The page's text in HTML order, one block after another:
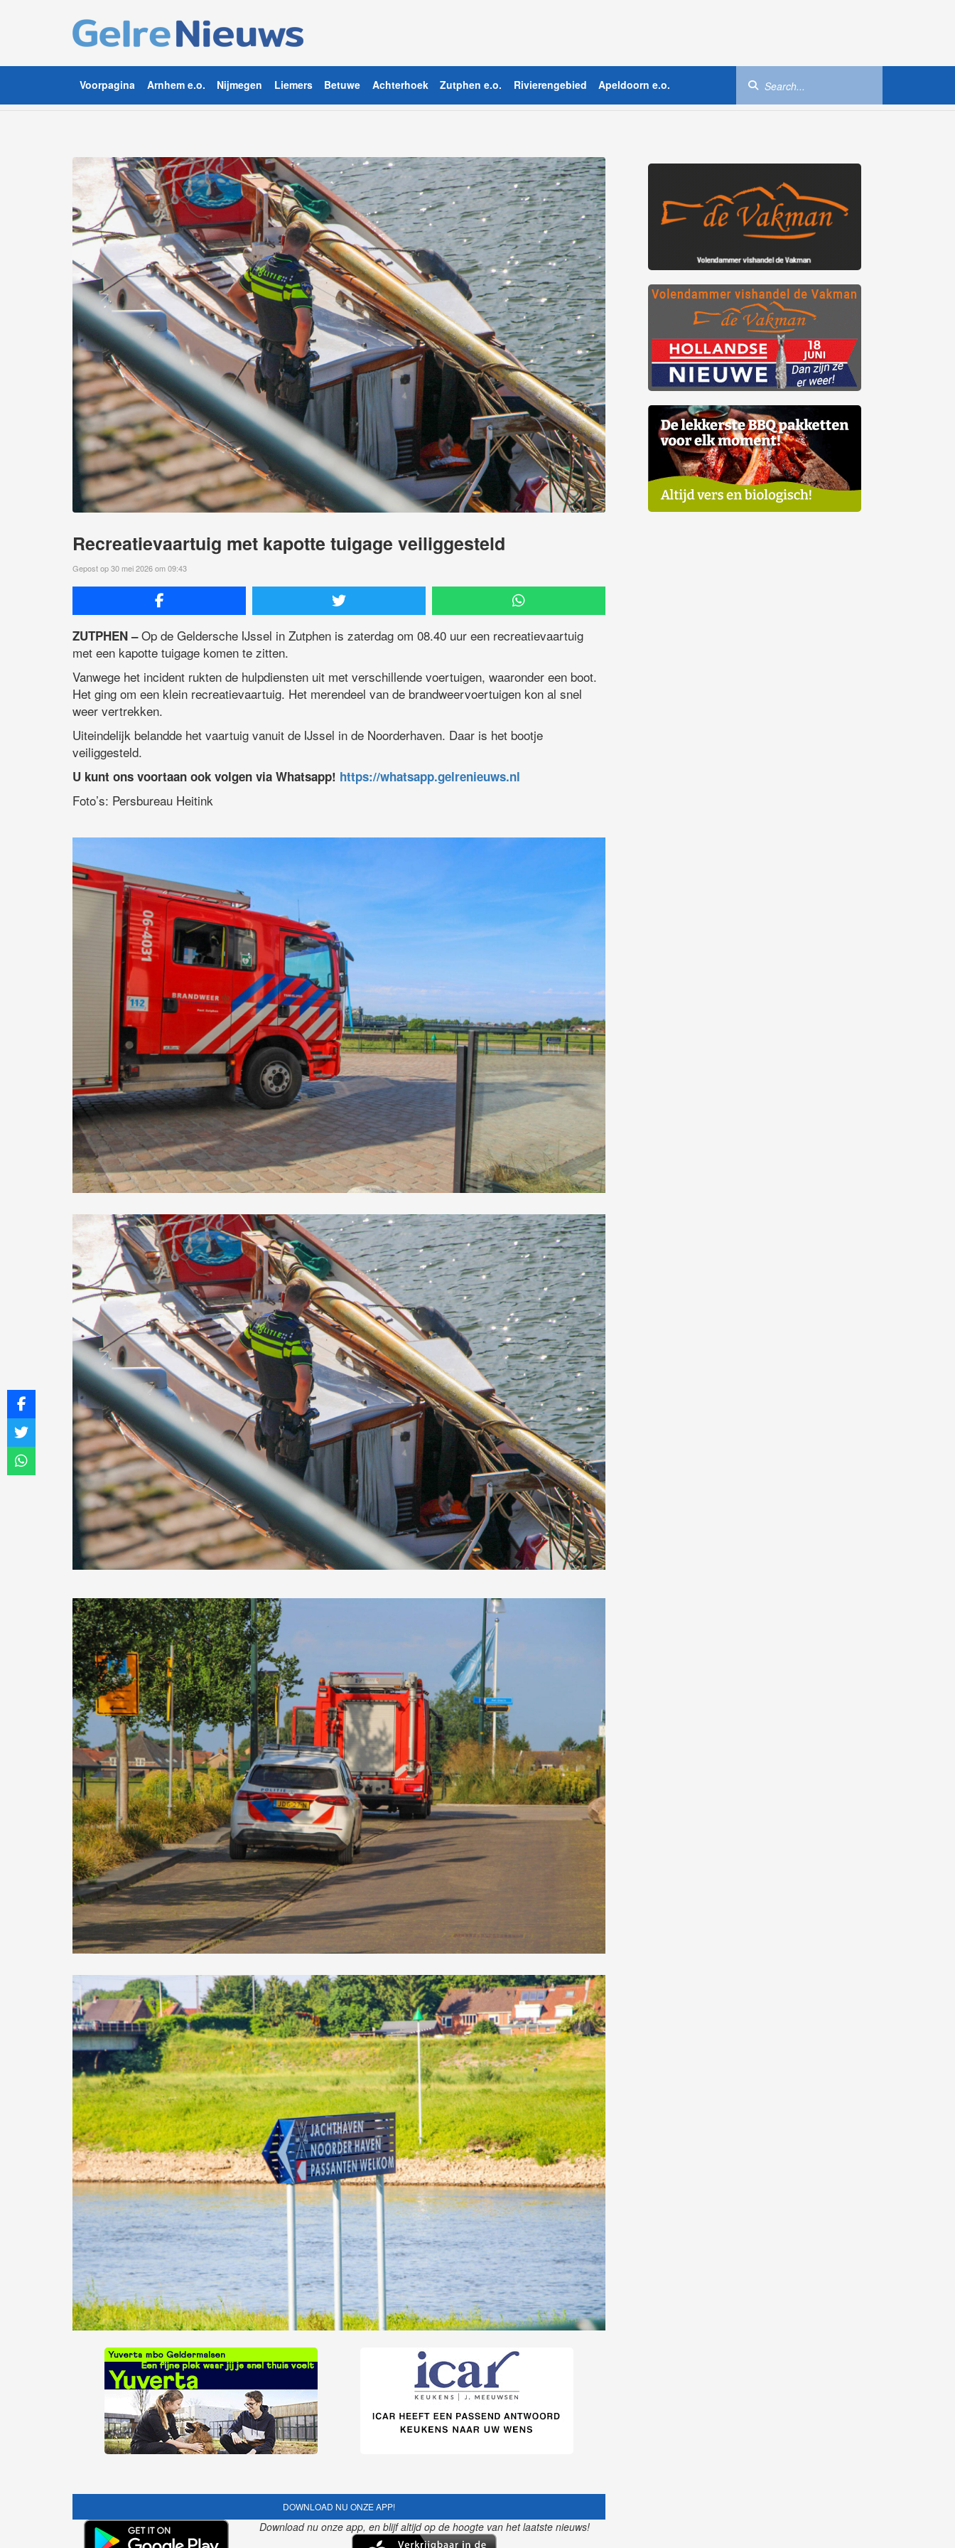
Voorpagina Arnhem e.o. Nijmegen Liemers Betuwe Achterhoek Zutphen e.o. Rivierengebied Apeldoorn e.o.
Recreatievaartuig met kapotte tuigage veiliggesteld
Gepost op 30 mei 2026 om 09:43
ZUTPHEN –Op de Geldersche IJssel in Zutphen is zaterdag om 08.40 uur een recreatievaartuig
met een kapotte tuigage komen te zitten.
Vanwege het incident rukten de hulpdiensten uit met verschillende voertuigen, waaronder een boot.
Het ging om een klein recreatievaartuig. Het merendeel van de brandweervoertuigen kon al snel
weer vertrekken.
Uiteindelijk belandde het vaartuig vanuit de IJssel in de Noorderhaven. Daar is het bootje
veiliggesteld.
U kunt ons voortaan ook volgen via Whatsapp! https://whatsapp.gelrenieuws.nl
Foto’s: Persbureau Heitink
DOWNLOAD NU ONZE APP!
Download nu onze app, en blijf altijd op de hoogte van het laatste nieuws!